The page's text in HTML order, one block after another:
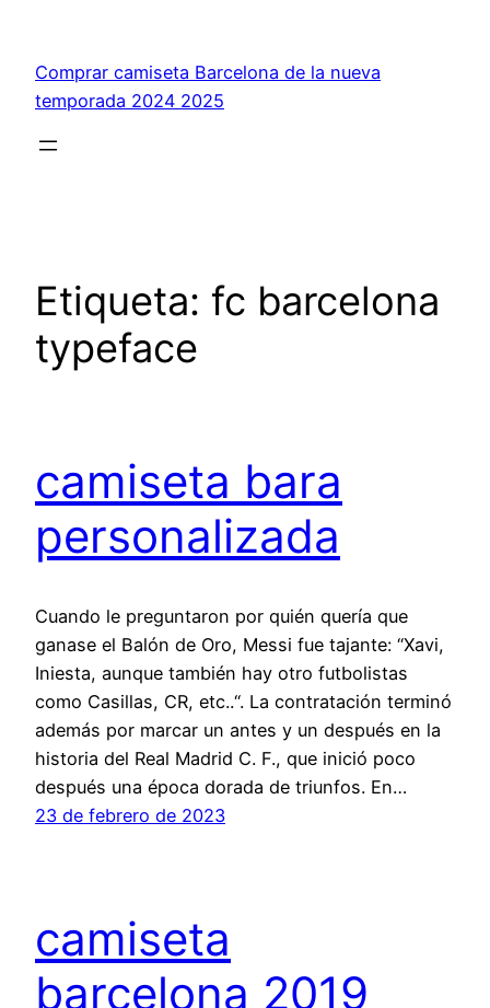
contenido
Comprar camiseta Barcelona de la nueva
temporada 2024 2025
Etiqueta: fc barcelona
typeface
camiseta bara
personalizada
Cuando le preguntaron por quién quería que
ganase el Balón de Oro, Messi fue tajante: “Xavi,
Iniesta, aunque también hay otro futbolistas
como Casillas, CR, etc..“. La contratación terminó
además por marcar un antes y un después en la
historia del Real Madrid C. F., que inició poco
después una época dorada de triunfos. En…
23 de febrero de 2023
camiseta
barcelona 2019